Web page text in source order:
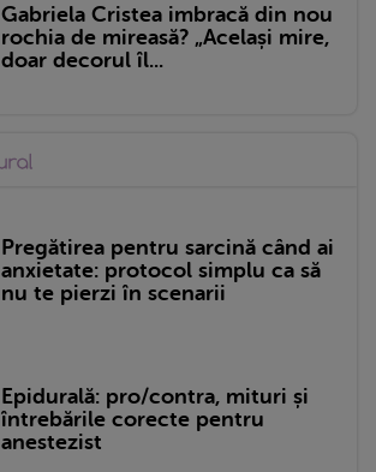
Gabriela Cristea imbracă din nou
rochia de mireasă? „Același mire,
doar decorul îl...
Pregătirea pentru sarcină când ai
anxietate: protocol simplu ca să
nu te pierzi în scenarii
Epidurală: pro/contra, mituri și
întrebările corecte pentru
anestezist